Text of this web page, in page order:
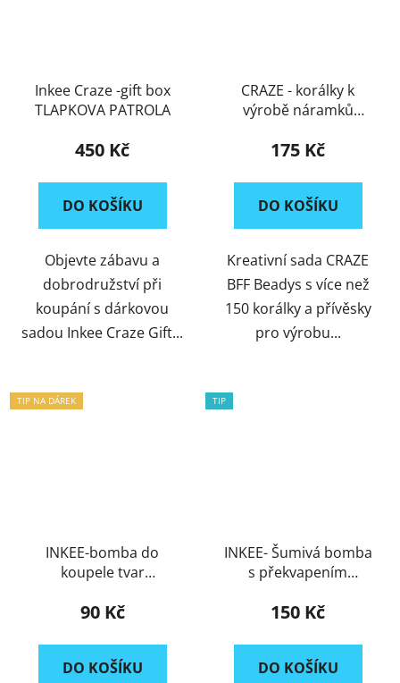
Inkee Craze -gift box
TLAPKOVA PATROLA
450 Kč
DO KOŠÍKU
Objevte zábavu a
dobrodružství při
koupání s dárkovou
sadou Inkee Craze Gift...
CRAZE - korálky k
výrobě náramků
175 Kč
DO KOŠÍKU
Kreativní sada CRAZE
BFF Beadys s více než
150 korálky a přívěsky
pro výrobu...
TIP NA DÁREK
INKEE-bomba do
koupele tvar
90 Kč
DO KOŠÍKU
TIP
INKEE- Šumivá bomba
s překvapením
100g box
150 Kč
DO KOŠÍKU